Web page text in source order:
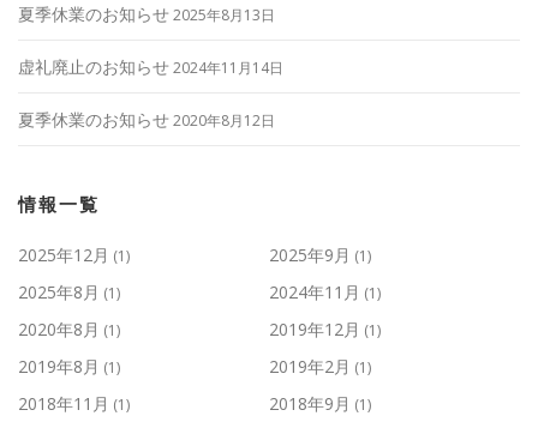
夏季休業のお知らせ2025年8月13日
虚礼廃止のお知らせ2024年11月14日
夏季休業のお知らせ2020年8月12日
情報一覧
2025年12月 (1) 2025年9月 (1)
2025年8月 (1) 2024年11月 (1)
2020年8月 (1) 2019年12月 (1)
2019年8月 (1) 2019年2月 (1)
2018年11月 (1) 2018年9月 (1)